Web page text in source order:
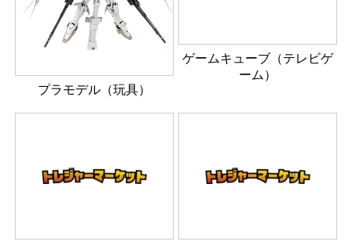
プラモデル（玩具）
ゲームキューブ（テレビゲ
ーム）